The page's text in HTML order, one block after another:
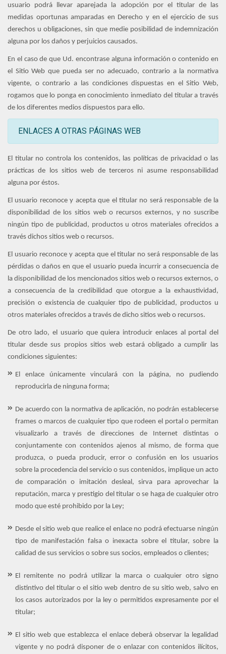
usuario podrá llevar aparejada la adopción por el titular de las
medidas oportunas amparadas en Derecho y en el ejercicio de sus
derechos u obligaciones, sin que medie posibilidad de indemnización
alguna por los daños y perjuicios causados.
En el caso de que Ud. encontrase alguna información o contenido en
el Sitio Web que pueda ser no adecuado, contrario a la normativa
vigente, o contrario a las condiciones dispuestas en el Sitio Web,
rogamos que lo ponga en conocimiento inmediato del titular a través
de los diferentes medios dispuestos para ello.
ENLACES A OTRAS PÁGINAS WEB
El titular no controla los contenidos, las políticas de privacidad o las
prácticas de los sitios web de terceros ni asume responsabilidad
alguna por éstos.
El usuario reconoce y acepta que el titular no será responsable de la
disponibilidad de los sitios web o recursos externos, y no suscribe
ningún tipo de publicidad, productos u otros materiales ofrecidos a
través dichos sitios web o recursos.
El usuario reconoce y acepta que el titular no será responsable de las
pérdidas o daños en que el usuario pueda incurrir a consecuencia de
la disponibilidad de los mencionados sitios web o recursos externos, o
a consecuencia de la credibilidad que otorgue a la exhaustividad,
precisión o existencia de cualquier tipo de publicidad, productos u
otros materiales ofrecidos a través de dicho sitios web o recursos.
De otro lado, el usuario que quiera introducir enlaces al portal del
titular desde sus propios sitios web estará obligado a cumplir las
condiciones siguientes:
El enlace únicamente vinculará con la página, no pudiendo
reproducirla de ninguna forma;
De acuerdo con la normativa de aplicación, no podrán establecerse
frames o marcos de cualquier tipo que rodeen el portal o permitan
visualizarlo a través de direcciones de Internet distintas o
conjuntamente con contenidos ajenos al mismo, de forma que
produzca, o pueda producir, error o confusión en los usuarios
sobre la procedencia del servicio o sus contenidos, implique un acto
de comparación o imitación desleal, sirva para aprovechar la
reputación, marca y prestigio del titular o se haga de cualquier otro
modo que esté prohibido por la Ley;
Desde el sitio web que realice el enlace no podrá efectuarse ningún
tipo de manifestación falsa o inexacta sobre el titular, sobre la
calidad de sus servicios o sobre sus socios, empleados o clientes;
El remitente no podrá utilizar la marca o cualquier otro signo
distintivo del titular o el sitio web dentro de su sitio web, salvo en
los casos autorizados por la ley o permitidos expresamente por el
titular;
El sitio web que establezca el enlace deberá observar la legalidad
vigente y no podrá disponer de o enlazar con contenidos ilícitos,